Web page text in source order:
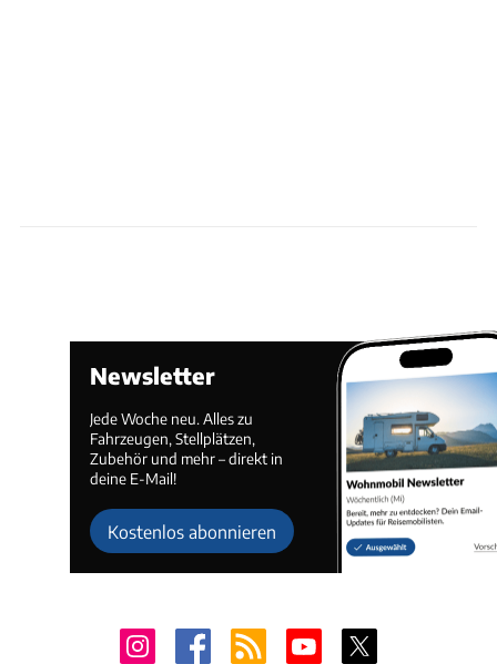
Newsletter
Jede Woche neu. Alles zu
Fahrzeugen, Stellplätzen,
Zubehör und mehr – direkt in
deine E-Mail!
Kostenlos abonnieren